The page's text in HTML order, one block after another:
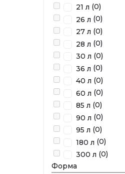
21 л (0)
26 л (0)
27 л (0)
28 л (0)
30 л (0)
36 л (0)
40 л (0)
60 л (0)
85 л (0)
90 л (0)
95 л (0)
180 л (0)
300 л (0)
Форма